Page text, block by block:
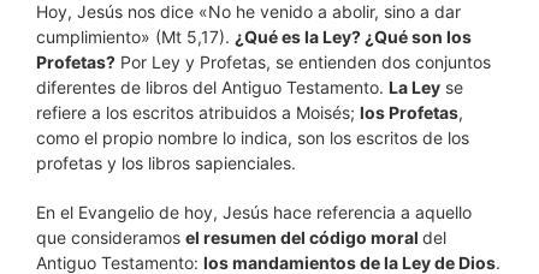
Hoy, Jesús nos dice «No he venido a abolir, sino a dar
cumplimiento» (Mt 5,17). ¿Qué es la Ley? ¿Qué son los
Profetas? Por Ley y Profetas, se entienden dos conjuntos
diferentes de libros del Antiguo Testamento. La Ley se
refiere a los escritos atribuidos a Moisés; los Profetas,
como el propio nombre lo indica, son los escritos de los
profetas y los libros sapienciales.
En el Evangelio de hoy, Jesús hace referencia a aquello
que consideramos el resumen del código moral del
Antiguo Testamento: los mandamientos de la Ley de Dios.